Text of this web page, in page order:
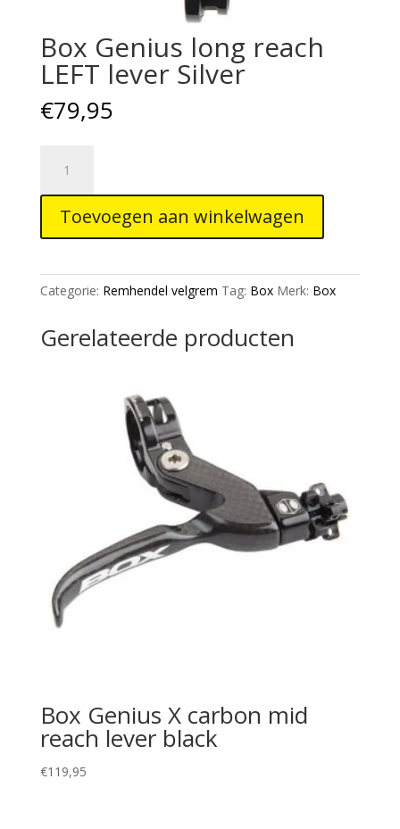
Box Genius long reach
LEFT lever Silver
€79,95
Genius
long
reach
LEFT
Silver
aantal
Toevoegen aan winkelwagen
Categorie: Remhendel velgrem Tag: Box Merk: Box
Gerelateerde producten
Box Genius X carbon mid
reach lever black
€119,95